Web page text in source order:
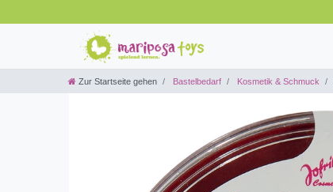
Zur Startseite gehen Bastelbedarf Kosmetik & Schmuck